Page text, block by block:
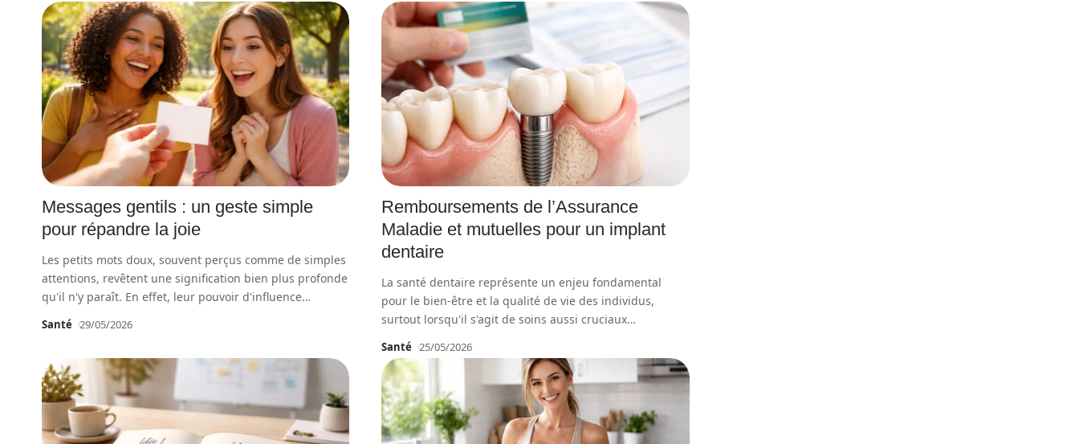
Messages gentils : un geste simple
pour répandre la joie
Les petits mots doux, souvent perçus comme de simples
attentions, revêtent une signification bien plus profonde
qu'il n'y paraît. En effet, leur pouvoir d'influence…
Santé 29/05/2026
Remboursements de l’Assurance
Maladie et mutuelles pour un implant
dentaire
La santé dentaire représente un enjeu fondamental
pour le bien-être et la qualité de vie des individus,
surtout lorsqu'il s'agit de soins aussi cruciaux…
Santé 25/05/2026